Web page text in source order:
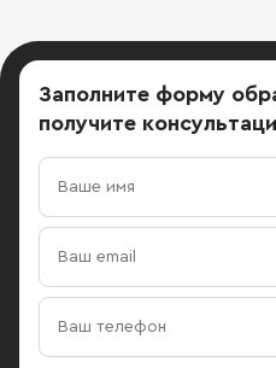
Заполните форму
получите